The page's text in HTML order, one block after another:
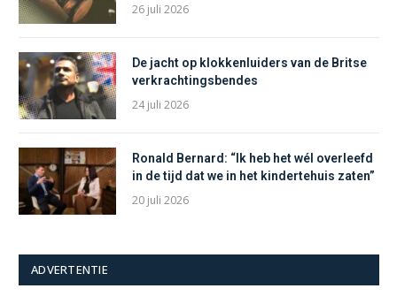
26 juli 2026
De jacht op klokkenluiders van de Britse
verkrachtingsbendes
24 juli 2026
Ronald Bernard: “Ik heb het wél overleefd
in de tijd dat we in het kindertehuis zaten”
20 juli 2026
ADVERTENTIE